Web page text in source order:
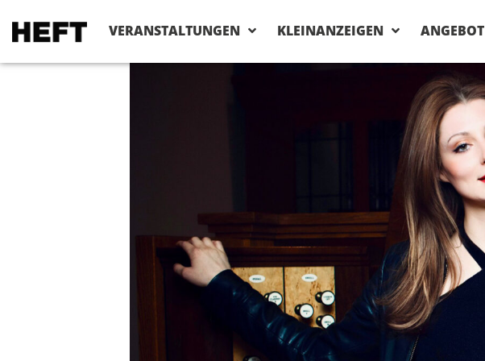
VERANSTALTUNGEN KLEINANZEIGEN ANGEBOT